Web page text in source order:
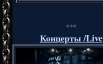
***
Концерты /Live